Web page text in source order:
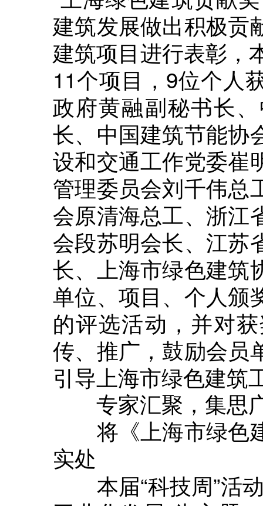
建筑发展做出积极贡
建筑项目进行表彰，
11个项目，9位个人
政府黄融副秘书长
长、中国建筑节能协
设和交通工作党委崔
管理委员会刘千伟总
会原清海总工、浙江
会段苏明会长、江苏
长、上海市绿色建筑
单位、项目、个人颁
的评选活动，并对
传、推广，鼓励会员
引导上海市绿色建筑
专家汇聚，集思
将《上海市绿色
实处
本届“科技周”活动